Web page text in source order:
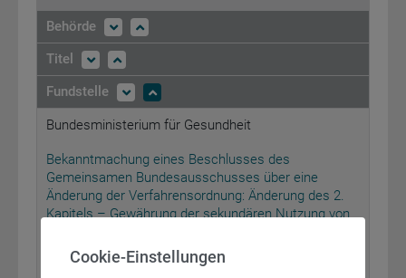
Behörde
Titel
Fundstelle
Bundesministerium für Gesundheit
Bekanntmachung eines Beschlusses des
Gemeinsamen Bundesausschusses über eine
Änderung der Verfahrensordnung: Änderung des 2.
Kapitels – Gewährung der sekundären Nutzung von
Krebsfrüherkennungsprogramme erhobenen Daten
vom: 19. September 2024
Cookie-Einstellungen